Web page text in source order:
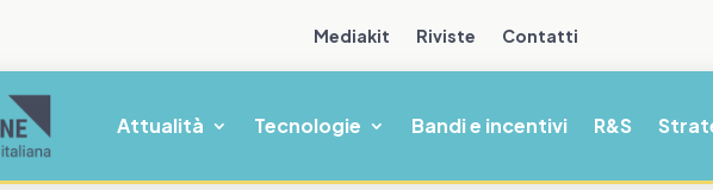
Mediakit Riviste Contatti
Attualità Tecnologie Bandi e incentivi R&S